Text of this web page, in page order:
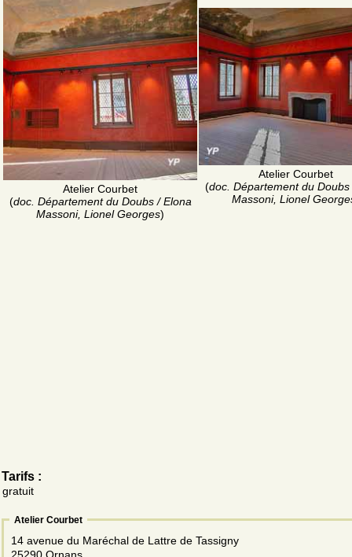
Atelier Courbet
(doc. Département du Doubs / Elona
Massoni, Lionel Georges)
Atelier Courbet
(doc. Département du Doubs
Massoni, Lionel
Tarifs :
gratuit
Atelier Courbet
14 avenue du Maréchal de Lattre de Tassigny
25290 Ornans